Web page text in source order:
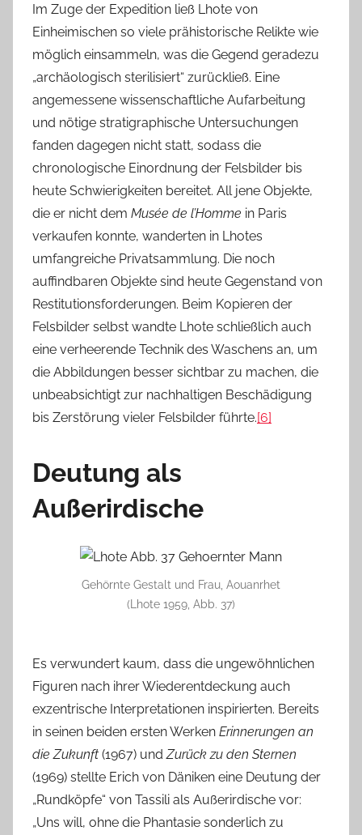
Im Zuge der Expedition ließ Lhote von
Einheimischen so viele prähistorische Relikte wie
möglich einsammeln, was die Gegend geradezu
„archäologisch sterilisiert“ zurückließ. Eine
angemessene wissenschaftliche Aufarbeitung
und nötige stratigraphische Untersuchungen
fanden dagegen nicht statt, sodass die
chronologische Einordnung der Felsbilder bis
heute Schwierigkeiten bereitet. All jene Objekte,
die er nicht dem Musée de l’Homme in Paris
verkaufen konnte, wanderten in Lhotes
umfangreiche Privatsammlung. Die noch
auffindbaren Objekte sind heute Gegenstand von
Restitutionsforderungen. Beim Kopieren der
Felsbilder selbst wandte Lhote schließlich auch
eine verheerende Technik des Waschens an, um
die Abbildungen besser sichtbar zu machen, die
unbeabsichtigt zur nachhaltigen Beschädigung
bis Zerstörung vieler Felsbilder führte.[6]
Deutung als
Außerirdische
Gehörnte Gestalt und Frau, Aouanrhet
(Lhote 1959, Abb. 37)
Es verwundert kaum, dass die ungewöhnlichen
Figuren nach ihrer Wiederentdeckung auch
exzentrische Interpretationen inspirierten. Bereits
in seinen beiden ersten Werken Erinnerungen an
die Zukunft (1967) und Zurück zu den Sternen
(1969) stellte Erich von Däniken eine Deutung der
„Rundköpfe“ von Tassili als Außerirdische vor:
„Uns will, ohne die Phantasie sonderlich zu